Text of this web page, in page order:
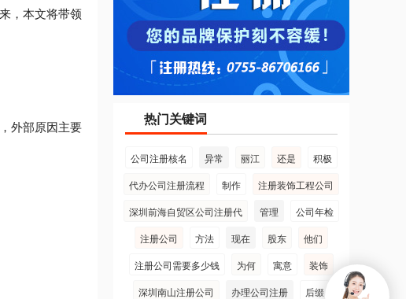
，本文将带领
外部原因主要
热门关键词
公司注册核名 异常 丽江 还是
积极
代办公司注册流程
制作
注册装饰工程公司
深圳前海自贸区公司注册代
管理
公司年检
注册公司
方法 现在 股东
他们
注册公司需要多少钱
为何 寓意
装饰
深圳南山注册公司
办理公司注册
后缀